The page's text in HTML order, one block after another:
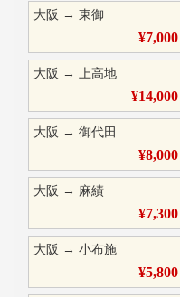
大阪 → 東御
¥7,000
大阪 → 上高地
¥14,000
大阪 → 御代田
¥8,000
大阪 → 麻績
¥7,300
大阪 → 小布施
¥5,800